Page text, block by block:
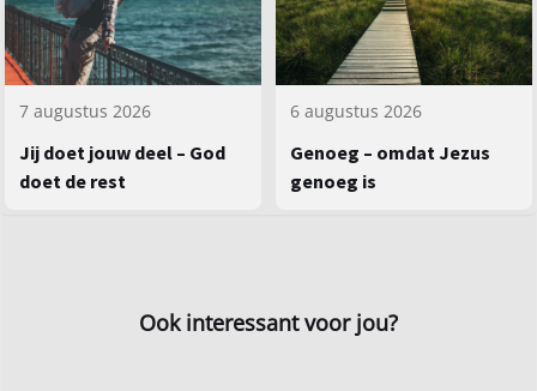
7 augustus 2026
Jij doet jouw deel – God
doet de rest
6 augustus 2026
Genoeg – omdat Jezus
genoeg is
Ook interessant voor jou?